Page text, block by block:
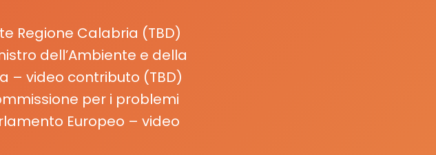
Regione Calabria (TBD)
dell’Ambiente e della
– video contributo (TBD)
per i problemi
Europeo – video